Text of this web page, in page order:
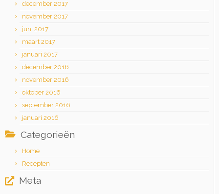
december 2017
november 2017
juni 2017
maart 2017
januari 2017
december 2016
november 2016
oktober 2016
september 2016
januari 2016
Categorieën
Home
Recepten
Meta